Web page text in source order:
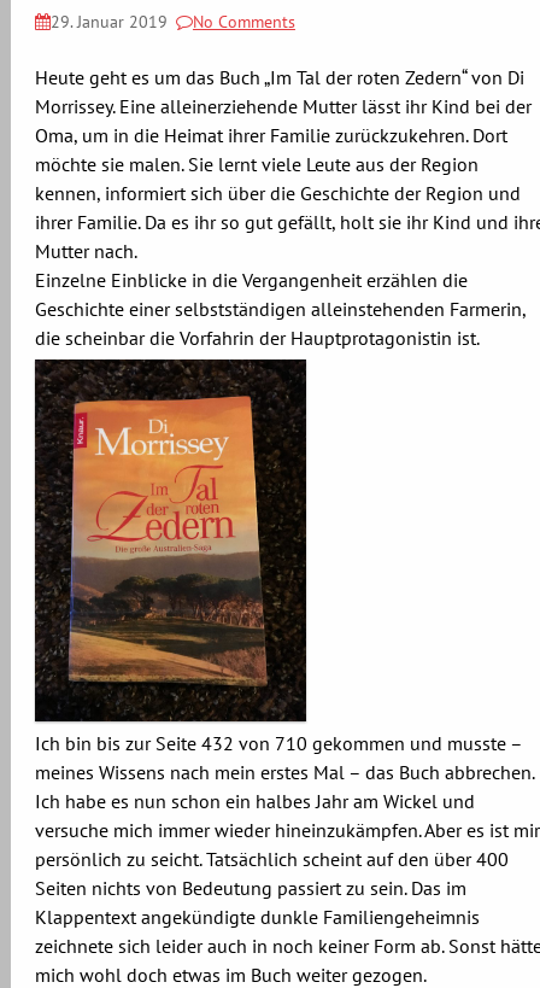
29. Januar 2019 No Comments
Heute geht es um das Buch „Im Tal der roten Zedern“ von Di
Morrissey. Eine alleinerziehende Mutter lässt ihr Kind bei der
Oma, um in die Heimat ihrer Familie zurückzukehren. Dort
möchte sie malen. Sie lernt viele Leute aus der Region
kennen, informiert sich über die Geschichte der Region und
ihrer Familie. Da es ihr so gut gefällt, holt sie ihr Kind und
Mutter nach.
Einzelne Einblicke in die Vergangenheit erzählen die
Geschichte einer selbstständigen alleinstehenden Farmerin,
die scheinbar die Vorfahrin der Hauptprotagonistin ist.
Ich bin bis zur Seite 432 von 710 gekommen und musste –
meines Wissens nach mein erstes Mal – das Buch abbrechen.
Ich habe es nun schon ein halbes Jahr am Wickel und
versuche mich immer wieder hineinzukämpfen. Aber es ist mir
persönlich zu seicht. Tatsächlich scheint auf den über 400
Seiten nichts von Bedeutung passiert zu sein. Das im
Klappentext angekündigte dunkle Familiengeheimnis
zeichnete sich leider auch in noch keiner Form ab. Sonst
mich wohl doch etwas im Buch weiter gezogen.